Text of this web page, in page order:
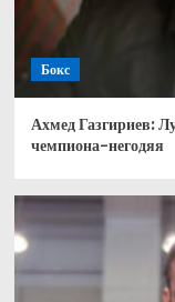
Бокс
Ахмед Газгириев:
чемпиона-негодяя